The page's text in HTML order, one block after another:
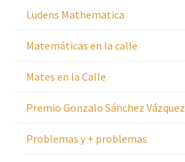
Ludens Mathematica
Matemáticas en la calle
Mates en la Calle
Premio Gonzalo Sánchez Vázquez
Problemas y + problemas